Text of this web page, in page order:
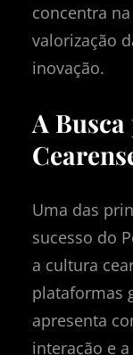
concentra
valorização
inovação.
A
Uma das
sucesso do
a cultura
plataformas
apresenta
interação e